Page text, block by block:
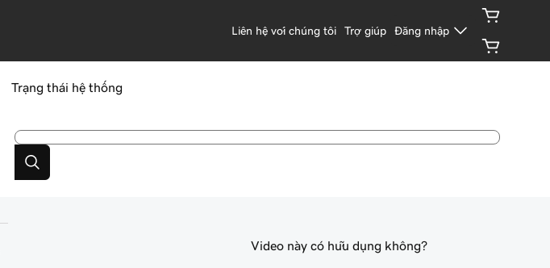
Liên hệ với chúng tôi Trợ giúp Đăng nhập
Trạng thái hệ thống
Video này có hữu dụng không?